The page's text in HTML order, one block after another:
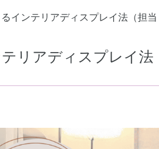
インテリアディスプレイ法（担当
リアディスプレイ法